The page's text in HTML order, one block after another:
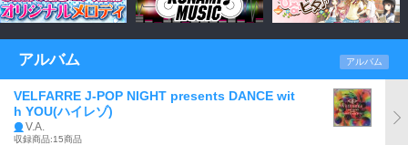
アルバム アルバム
VELFARRE J-POP NIGHT presents DANCE wit
h YOU(ハイレゾ)
V.A.
収録商品:15商品